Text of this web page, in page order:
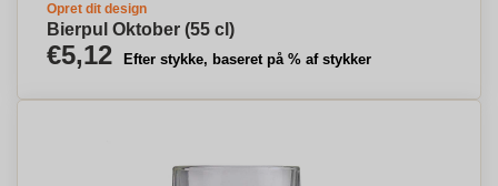
Opret dit design
Bierpul Oktober (55 cl)
€5,12 Efter stykke, baseret på % af stykker